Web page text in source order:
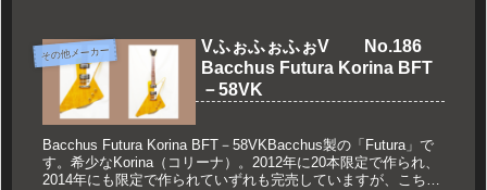
その他メーカー
VふぉふぉふぉV No.186
Bacchus Futura Korina BFT
－58VK
Bacchus Futura Korina BFT－58VKBacchus製の「Futura」で
す。希少なKorina（コリーナ）。2012年に20本限定で作られ、
2014年にも限定で作られていずれも完売していますが、こちら